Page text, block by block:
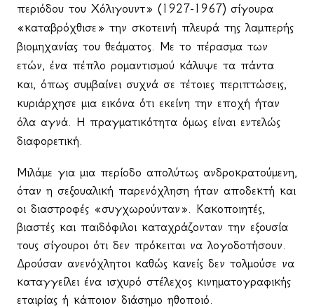
περιόδου του Χόλιγουντ» (1927-1967) σίγουρα
«καταβρόχθισε» την σκοτεινή πλευρά της λαμπερής
βιομηχανίας του θεάματος. Με το πέρασμα των
ετών, ένα πέπλο ρομαντισμού κάλυψε τα πάντα
και, όπως συμβαίνει συχνά σε τέτοιες περιπτώσεις,
κυριάρχησε μια εικόνα ότι εκείνη την εποχή ήταν
όλα αγνά. Η πραγματικότητα όμως είναι εντελώς
διαφορετική.
Μιλάμε για μια περίοδο απολύτως ανδροκρατούμενη,
όταν η σεξουαλική παρενόχληση ήταν αποδεκτή και
οι διαστροφές «συγχωρούνταν». Κακοποιητές,
βιαστές και παιδόφιλοι καταχράζονταν την εξουσία
τους σίγουροι ότι δεν πρόκειται να λογοδοτήσουν.
Δρούσαν ανενόχλητοι καθώς κανείς δεν τολμούσε να
καταγγείλει ένα ισχυρό στέλεχος κινηματογραφικής
εταιρίας ή κάποιον διάσημο ηθοποιό.